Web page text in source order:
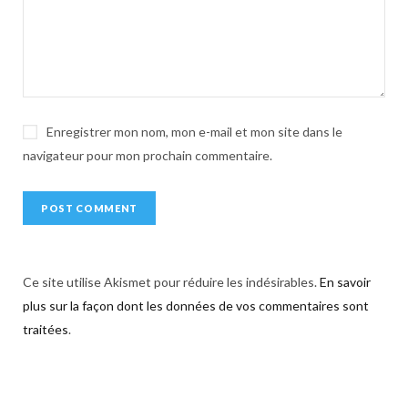
Enregistrer mon nom, mon e-mail et mon site dans le
navigateur pour mon prochain commentaire.
Ce site utilise Akismet pour réduire les indésirables.En savoir
plus sur la façon dont les données de vos commentaires sont
traitées.